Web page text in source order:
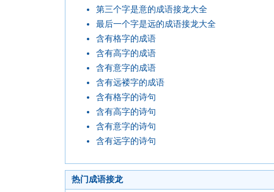
第三个字是意的成语接龙大全
最后一个字是远的成语接龙大全
含有格字的成语
含有高字的成语
含有意字的成语
含有远褛字的成语
含有格字的诗句
含有高字的诗句
含有意字的诗句
含有远字的诗句
热门成语接龙